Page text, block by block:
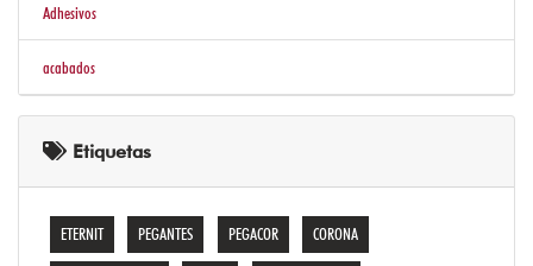
Adhesivos
acabados
Etiquetas
ETERNIT PEGANTES PEGACOR CORONA